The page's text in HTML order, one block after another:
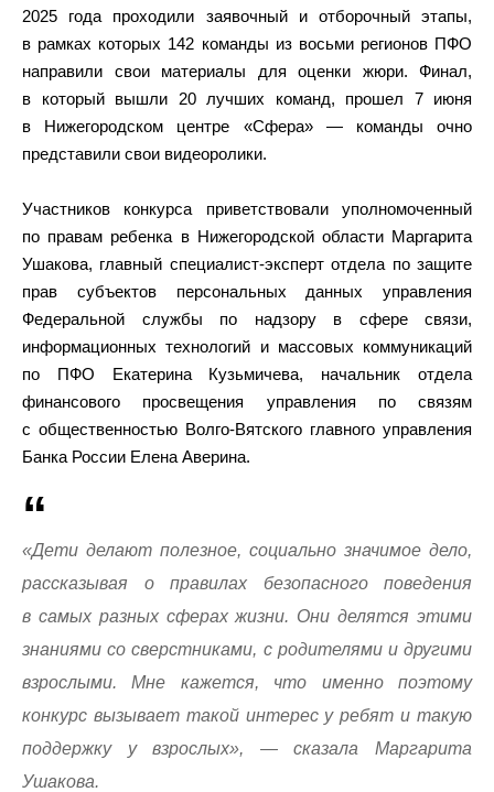
2025 года проходили заявочный и отборочный этапы,
в рамках которых 142 команды из восьми регионов ПФО
направили свои материалы для оценки жюри. Финал,
в который вышли 20 лучших команд, прошел 7 июня
в Нижегородском центре «Сфера» — команды очно
представили свои видеоролики.
Участников конкурса приветствовали уполномоченный
по правам ребенка в Нижегородской области Маргарита
Ушакова, главный специалист-эксперт отдела по защите
прав субъектов персональных данных управления
Федеральной службы по надзору в сфере связи,
информационных технологий и массовых коммуникаций
по ПФО Екатерина Кузьмичева, начальник отдела
финансового просвещения управления по связям
с общественностью Волго-Вятского главного управления
Банка России Елена Аверина.
«Дети делают полезное, социально значимое дело,
рассказывая о правилах безопасного поведения
в самых разных сферах жизни. Они делятся этими
знаниями со сверстниками, с родителями и другими
взрослыми. Мне кажется, что именно поэтому
конкурс вызывает такой интерес у ребят и такую
поддержку у взрослых», — сказала Маргарита
Ушакова.